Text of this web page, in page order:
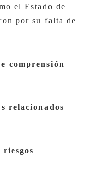
el Estado de
por su falta de
comprensión
relacionados